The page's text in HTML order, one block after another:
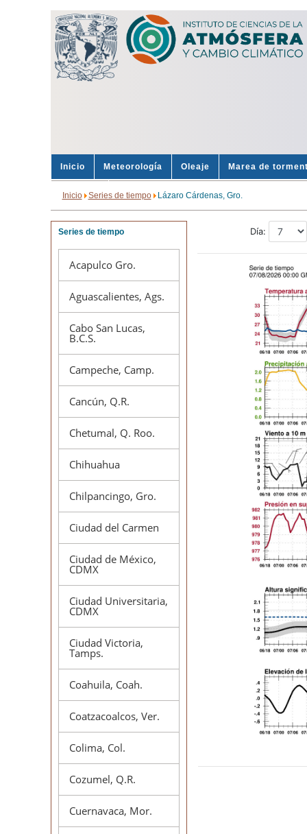
Inicio Meteorología Oleaje Marea de
Sondeos Alertas
Inicio Series de tiempo Lázaro Cárdenas, Gro.
Series de tiempo
Acapulco Gro.
Aguascalientes, Ags.
Cabo San Lucas,
B.C.S.
Campeche, Camp.
Cancún, Q.R.
Chetumal, Q. Roo.
Chihuahua
Chilpancingo, Gro.
Ciudad del Carmen
Ciudad de México,
CDMX
Ciudad Universitaria,
CDMX
Ciudad Victoria,
Tamps.
Coahuila, Coah.
Coatzacoalcos, Ver.
Colima, Col.
Cozumel, Q.R.
Cuernavaca, Mor.